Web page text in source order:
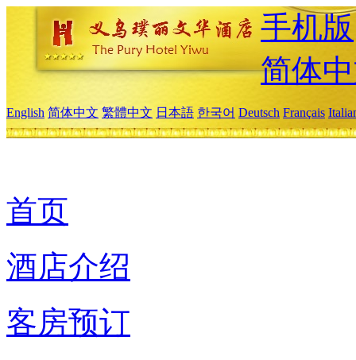
手机版
简体
English 简体中文 繁體中文 日本語 한국어 Deutsch Français
首页
酒店介绍
客房预订